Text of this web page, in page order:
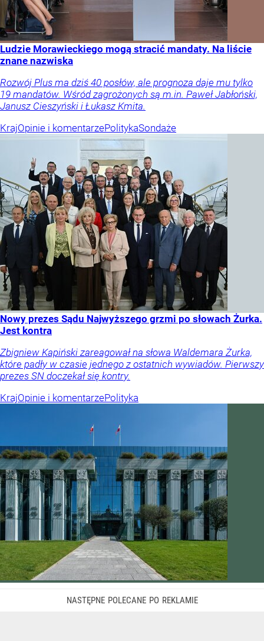
Ludzie Morawieckiego mogą stracić mandaty. Na liście
znane nazwiska
Rozwój Plus ma dziś 40 posłów, ale prognoza daje mu tylko
19 mandatów. Wśród zagrożonych są m.in. Paweł Jabłoński,
Janusz Cieszyński i Łukasz Kmita.
KrajOpinie i komentarzePolitykaSondaże
Nowy prezes Sądu Najwyższego grzmi po słowach Żurka.
Jest kontra
Zbigniew Kapiński zareagował na słowa Waldemara Żurka,
które padły w czasie jednego z ostatnich wywiadów. Pierwszy
prezes SN doczekał się kontry.
KrajOpinie i komentarzePolityka